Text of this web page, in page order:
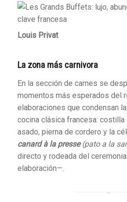
Louis Privat
La zona más carnivora
En la sección de carnes se
momentos más esperados del
elaboraciones que condensan
cocina clásica francesa: costilla
asado, pierna de cordero y la
canard à la presse(pato a la
directo y rodeada del
elaboración—.